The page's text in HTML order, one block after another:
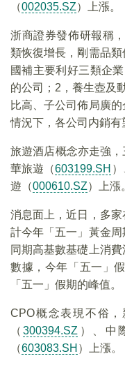
（002035.SZ）上漲。
浙商證券發佈研報稱
類恢復增長，剛需品類
國補主要利好三類企
的公司；2，養生壺及
比高、子公司佈局廣
情況下，各公司内銷有
旅遊酒店概念亦走強
華旅遊（603199.SH
遊（000610.SZ）上漲
消息面上，近日，多
計今年「五一」黃金
同期高基數基礎上消
數據，今年「五一」
「五一」假期的峰值。
CPO概念表現不俗
（300394.SZ ）、中
（603083.SH ）上漲。